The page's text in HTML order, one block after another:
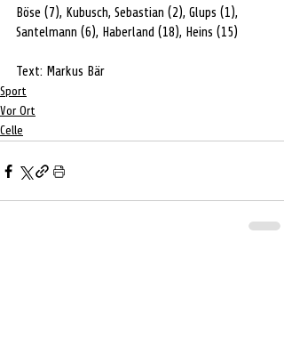
Böse (7), Kubusch, Sebastian (2), Glups (1),
Santelmann (6), Haberland (18), Heins (15)
Text: Markus Bär
Sport
Vor Ort
Celle